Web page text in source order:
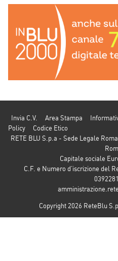
Invia C.V. Area Stampa
Policy
Codice Etico
RETE BLU S.p.a - Sede Legale
Capitale sociale
C.F. e Numero d’iscrizione del
Copyright 2026 ReteBlu